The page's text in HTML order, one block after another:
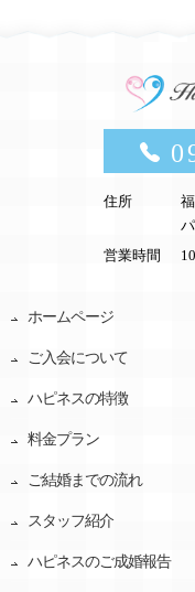
住所
営業時間
ホームページ
ご入会について
ハピネスの特徴
料金プラン
ご結婚までの流れ
スタッフ紹介
ハピネスのご成婚報告